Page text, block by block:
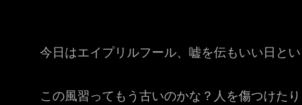
今日はエイプリルフール、嘘を伝もいい日とい
この風習ってもう古いのかな？人を傷つけた